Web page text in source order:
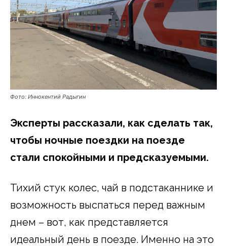
Фото: Иннокентий Радыгин
Эксперты рассказали, как сделать так,
чтобы ночные поездки на поезде
стали спокойными и предсказуемыми.
Тихий стук колес, чай в подстаканнике и
возможность выспаться перед важным
днем – вот, как представляется
идеальный день в поезде. Именно на это